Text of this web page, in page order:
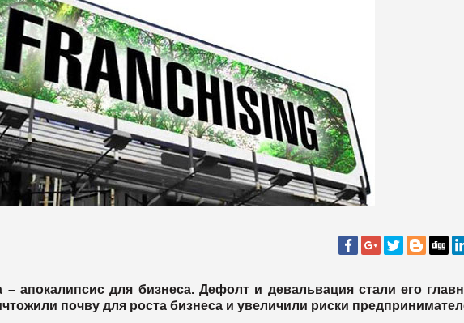
– апокалипсис для бизнеса. Дефолт и девальвация стали его
почву для роста бизнеса и увеличили риски